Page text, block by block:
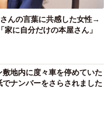
んの言葉に共感した女性→
に自分だけの本屋さん」
地内に度々車を停めていた
ナンバーをさらされました